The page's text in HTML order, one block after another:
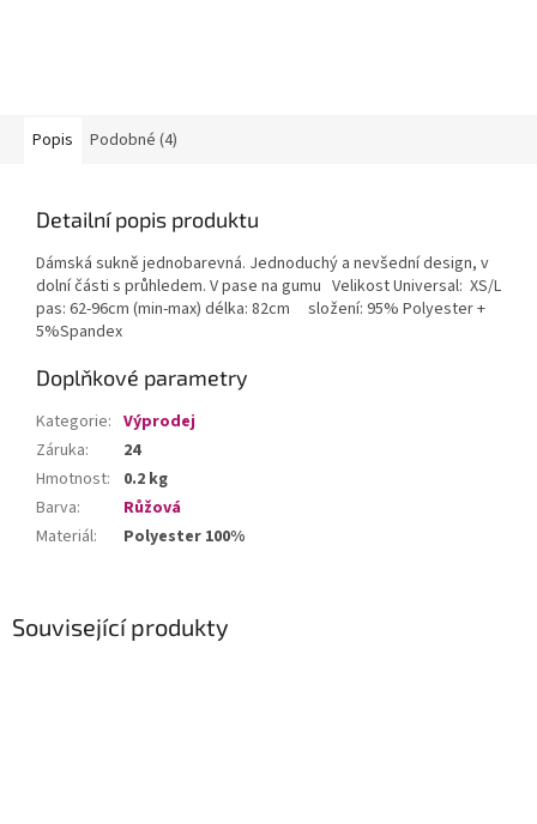
Související produkty
Popis Podobné (4)
Detailní popis produktu
Dámská sukně jednobarevná. Jednoduchý a nevšední design, v
dolní části s průhledem. V pase na gumu Velikost Universal: XS/L
pas: 62-96cm (min-max) délka: 82cm složení: 95% Polyester +
5%Spandex
Doplňkové parametry
Kategorie: Výprodej
Záruka:
24
Hmotnost:
0.2 kg
Barva:
Růžová
Materiál: Polyester 100%